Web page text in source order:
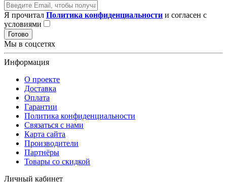
Я прочитал Политика конфиденциальности и согласен с
условиями
Готово
Мы в соцсетях
Информация
О проекте
Доставка
Оплата
Гарантии
Политика конфиденциальности
Связаться с нами
Карта сайта
Производители
Партнёры
Товары со скидкой
Личный кабинет